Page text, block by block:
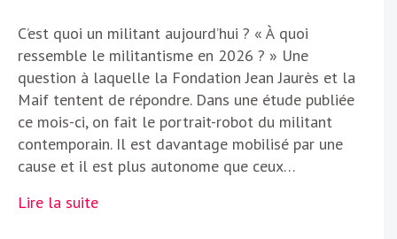
C’est quoi un militant aujourd’hui ? « À quoi
ressemble le militantisme en 2026 ? » Une
question à laquelle la Fondation Jean Jaurès et la
Maif tentent de répondre. Dans une étude publiée
ce mois-ci, on fait le portrait-robot du militant
contemporain. Il est davantage mobilisé par une
cause et il est plus autonome que ceux…
Lire la suite